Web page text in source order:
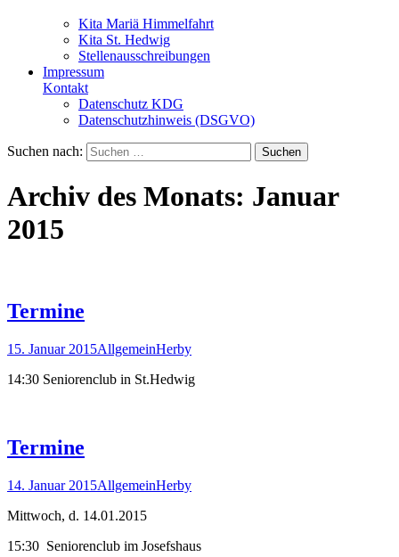
Kita Mariä Himmelfahrt
Kita St. Hedwig
Stellenausschreibungen
Impressum
Kontakt
Datenschutz KDG
Datenschutzhinweis (DSGVO)
Suchen nach:
Archiv des Monats: Januar
2015
Termine
15. Januar 2015AllgemeinHerby
14:30 Seniorenclub in St.Hedwig
Termine
14. Januar 2015AllgemeinHerby
Mittwoch, d. 14.01.2015
15:30 Seniorenclub im Josefshaus